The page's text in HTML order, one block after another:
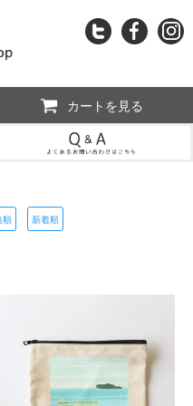
カートを見る
順 新着順